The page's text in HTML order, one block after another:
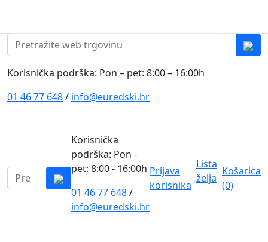
Pretraži:
Korisnička podrška: Pon – pet: 8:00 – 16:00h
01 46 77 648/ info@euredski.hr
Pretraži:
Korisnička
podrška: Pon -
pet: 8:00 - 16:00h
01 46 77 648/
info@euredski.hr
Prijava
korisnika
Lista
želja
Košarica
(0)